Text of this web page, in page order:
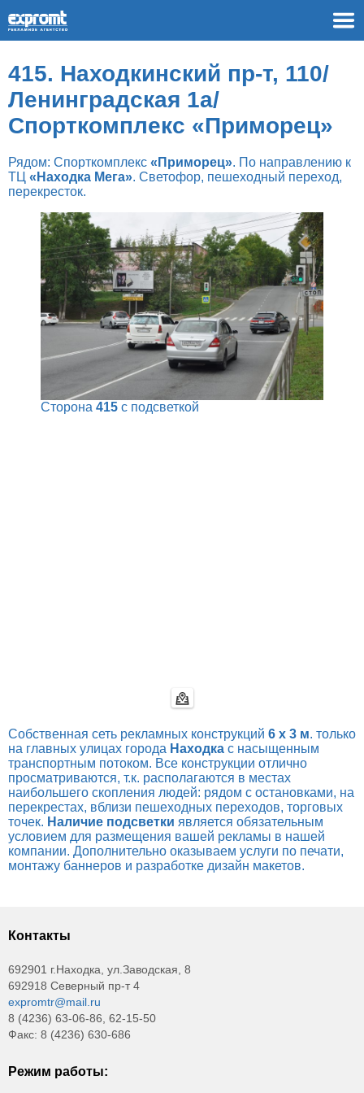
415. Находкинский пр-т, 110/
Ленинградская 1а/
Спорткомплекс «Приморец»
Рядом: Спорткомплекс «Приморец». По направлению к
ТЦ «Находка Мега». Светофор, пешеходный переход,
перекресток.
Сторона 415 с подсветкой
Собственная сеть рекламных конструкций 6 х 3 м. только
на главных улицах города Находка с насыщенным
транспортным потоком. Все конструкции отлично
просматриваются, т.к. располагаются в местах
наибольшего скопления людей: рядом с остановками, на
перекрестах, вблизи пешеходных переходов, торговых
точек. Наличие подсветки является обязательным
условием для размещения вашей рекламы в нашей
компании. Дополнительно оказываем услуги по печати,
монтажу баннеров и разработке дизайн макетов.
Контакты
692901 г.Находка, ул.Заводская, 8
692918 Северный пр-т 4
expromtr@mail.ru
8 (4236) 63-06-86, 62-15-50
Факс: 8 (4236) 630-686
Режим работы: